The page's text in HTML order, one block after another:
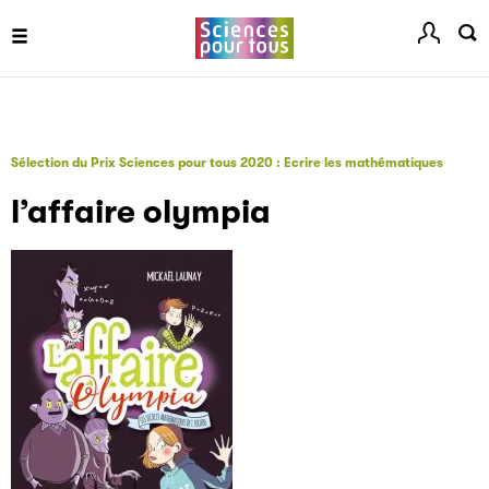
Sélection du Prix Sciences pour tous 2020 : Ecrire les mathématiques
l’affaire olympia
Le jeu de lecture à voix haute gratuit et ouvert à tous les
enfants de CM1 et de CM2.
Partenaire